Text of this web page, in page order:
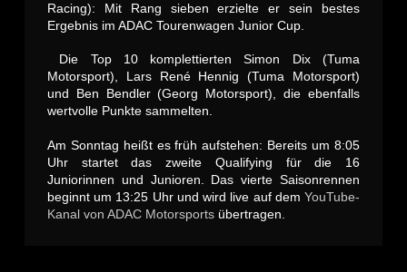
Racing): Mit Rang sieben erzielte er sein bestes
Ergebnis im ADAC Tourenwagen Junior Cup.
Die Top 10 komplettierten Simon Dix (Tuma
Motorsport), Lars René Hennig (Tuma Motorsport)
und Ben Bendler (Georg Motorsport), die ebenfalls
wertvolle Punkte sammelten.
Am Sonntag heißt es früh aufstehen: Bereits um 8:05
Uhr startet das zweite Qualifying für die 16
Juniorinnen und Junioren. Das vierte Saisonrennen
beginnt um 13:25 Uhr und wird live auf demYouTube-
Kanal von ADAC Motorsportsübertragen.